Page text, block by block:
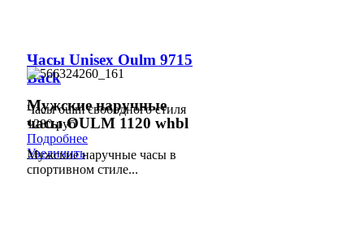
Часы Unisex Oulm 9715
Back
Часы oulm свободного стиля
1280 руб
Подробнее
Увеличить
Мужские наручные
часы OULM 1120 whbl
Мужские наручные часы в
спортивном стиле...